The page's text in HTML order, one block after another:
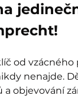
od vzácného
nenajde.
a objevování